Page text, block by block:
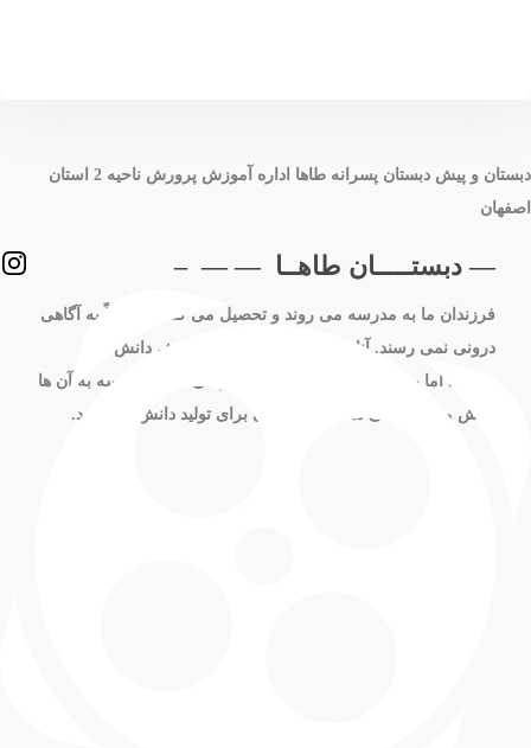
— دبستـــــان طاهــا — — –
فرزندان ما به مدرسه می روند و تحصیل می کنند اما غالباً به آگاهی
درونی نمی رسند. آنان همواره به اجبار به اندوزش دانش می
پردازند اما به کرات از پردازش دانش باز می مانند. مدرسه به آن ها
دانش مصرفی می دهد اما زمینه ای برای تولید دانش نمی دهد.
دبستان و پیش دبستان پسرانه طاها اداره آموزش پرورش ناحیه 2 استان
اصفهان